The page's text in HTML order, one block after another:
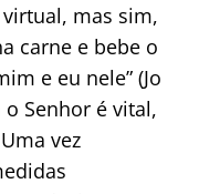
mas sim,
carne e bebe o
e eu nele” (Jo
Senhor é vital,
vez